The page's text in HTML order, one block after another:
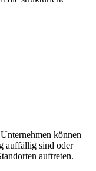
können
auffällig sind oder
auftreten.